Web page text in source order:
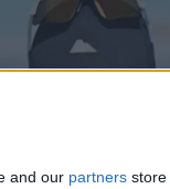
and our partners store